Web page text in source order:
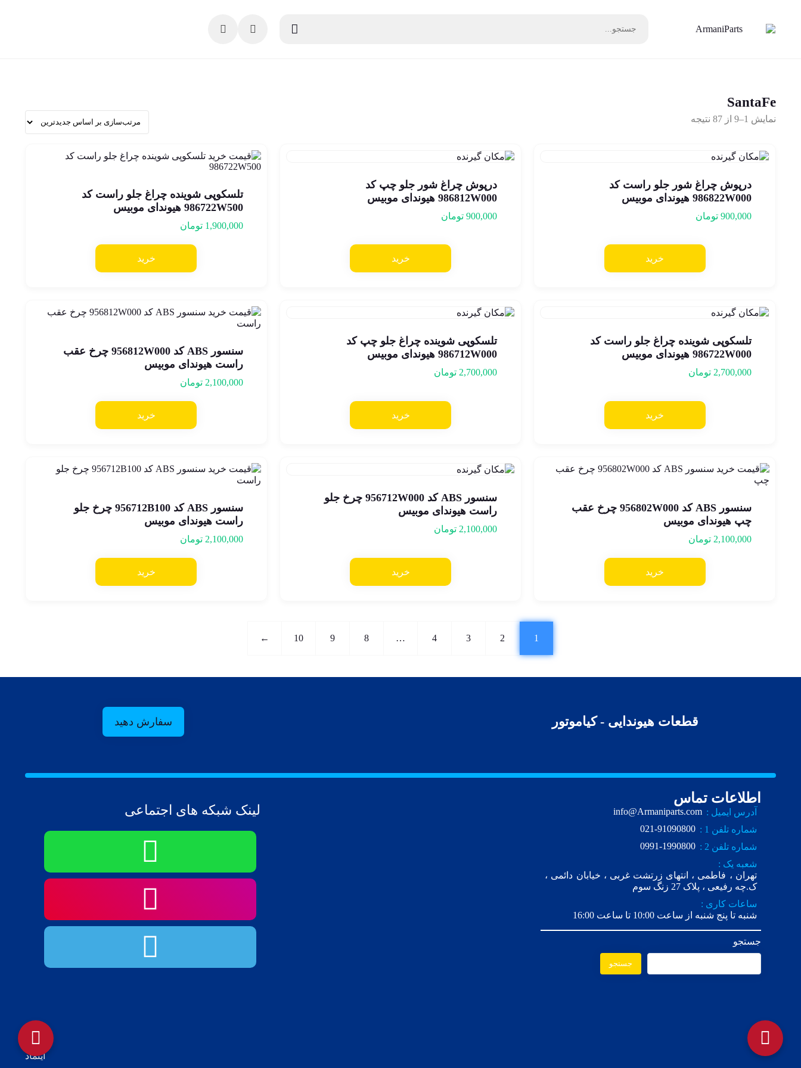
SantaFe
نمایش 1–9 از 87 نتیجه
درپوش چراغ شور جلو راست کد
986822W000 هیوندای موبیس
900,000 تومان
خرید
درپوش چراغ شور جلو چپ کد
986812W000 هیوندای موبیس
900,000 تومان
خرید
تلسکوپی شوینده چراغ جلو راست کد
986722W500 هیوندای موبیس
1,900,000 تومان
خرید
تلسکوپی شوینده چراغ جلو راست کد
986722W000 هیوندای موبیس
2,700,000 تومان
خرید
تلسکوپی شوینده چراغ جلو چپ کد
986712W000 هیوندای موبیس
2,700,000 تومان
خرید
سنسور ABS کد 956812W000 چرخ عقب
راست هیوندای موبیس
2,100,000 تومان
خرید
سنسور ABS کد 956802W000 چرخ عقب
چپ هیوندای موبیس
2,100,000 تومان
خرید
سنسور ABS کد 956712W000 چرخ جلو
راست هیوندای موبیس
2,100,000 تومان
خرید
سنسور ABS کد 956712B100 چرخ جلو
راست هیوندای موبیس
2,100,000 تومان
خرید
1
2
3
4
…
8
9
10
←
قطعات هیوندایی - کیاموتور سفارش دهید
اطلاعات تماس
آدرس ایمیل : info@Armaniparts.com
شماره تلفن 1 :
021-91090800
شماره تلفن 2 :
0991-1990800
شعبه یک :
تهران ، فاطمی ، انتهای زرتشت غربی ، خیابان دائمی ،
ک.چه رفیعی ، پلاک 27 زنگ سوم
ساعات کاری :
شنبه تا پنج شنبه از ساعت 10:00 تا ساعت 16:00
جستجو
جستجو
لینک شبکه های اجتماعی
اینماد